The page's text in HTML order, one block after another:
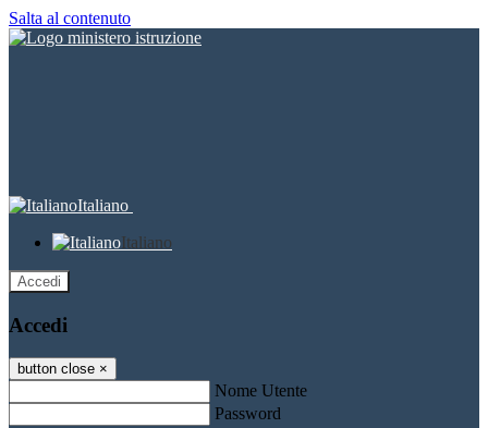
Salta al contenuto
Italiano
Italiano
Accedi
Accedi
button close ×
Nome Utente
Password